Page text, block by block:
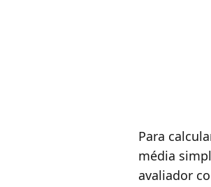
Para
média
avaliador